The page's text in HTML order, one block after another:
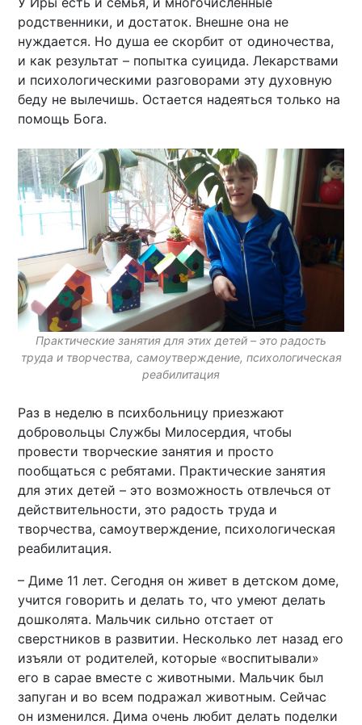
родственники, и достаток. Внешне она не
нуждается. Но душа ее скорбит от одиночества,
и как результат – попытка суицида. Лекарствами
и психологическими разговорами эту духовную
беду не вылечишь. Остается надеяться только на
помощь Бога.
Практические занятия для этих детей – это радость
труда и творчества, самоутверждение, психологическая
реабилитация
Раз в неделю в психбольницу приезжают
добровольцы Службы Милосердия, чтобы
провести творческие занятия и просто
пообщаться с ребятами. Практические занятия
для этих детей – это возможность отвлечься от
действительности, это радость труда и
творчества, самоутверждение, психологическая
реабилитация.
– Диме 11 лет. Сегодня он живет в детском доме,
учится говорить и делать то, что умеют делать
дошколята. Мальчик сильно отстает от
сверстников в развитии. Несколько лет назад его
изъяли от родителей, которые «воспитывали»
его в сарае вместе с животными. Мальчик был
запуган и во всем подражал животным. Сейчас
он изменился. Дима очень любит делать поделки